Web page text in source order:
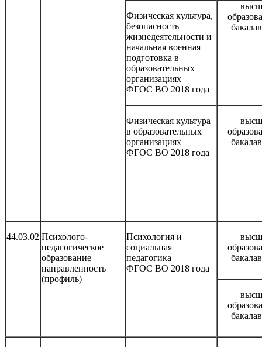
Физическая культура,
безопасность
жизнедеятельности и
начальная военная
подготовка в
образовательных
организациях
ФГОС ВО 2018 года
Физическая культура
в образовательных
организациях
ФГОС ВО 2018 года
44.03.02 Психолого-
педагогическое
образование
направленность
(профиль)
Психология и
социальная
педагогика
ФГОС ВО 2018 года